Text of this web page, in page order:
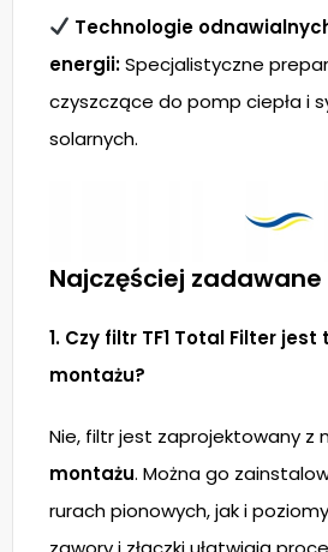
Technologie
energii:Specjalistyczne
czyszczące do pomp ciepła i
solarnych.
Najczęściej
1. Czy filtr TF1 Total Filter
montażu?
Nie, filtr jest zaprojektowany z
montażu. Można go
rurach pionowych, jak i